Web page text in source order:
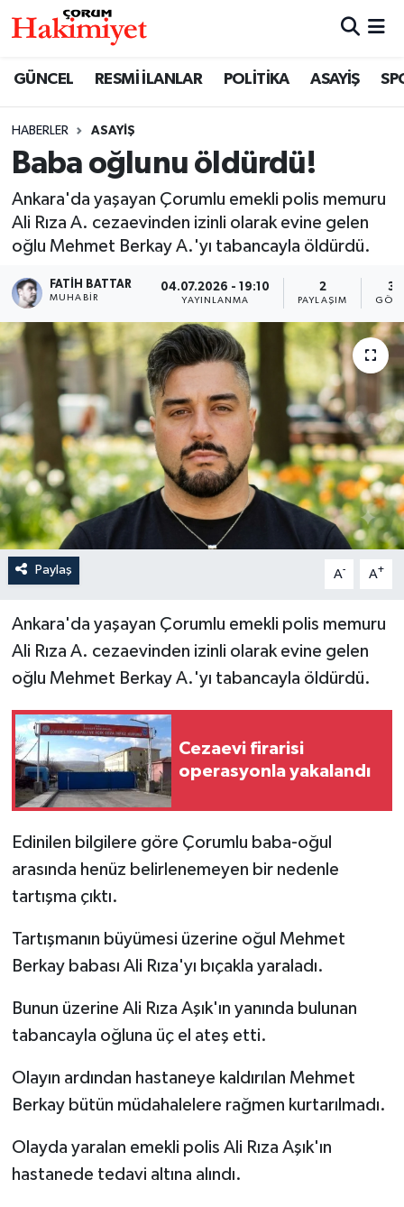
GÜNCEL RESMİ İLANLAR POLİTİKA ASAYİŞ
HABERLER ASAYİŞ
Baba oğlunu öldürdü!
Ankara'da yaşayan Çorumlu emekli polis memuru
Ali Rıza A. cezaevinden izinli olarak evine gelen
oğlu Mehmet Berkay A.'yı tabancayla öldürdü.
FATIH BATTAR
MUHABIR
04.07.2026 - 19:10
YAYINLANMA
2
PAYLAŞIM
Paylaş A- A+
Ankara'da yaşayan Çorumlu emekli polis memuru
Ali Rıza A. cezaevinden izinli olarak evine gelen
oğlu Mehmet Berkay A.'yı tabancayla öldürdü.
Cezaevi firarisi
operasyonla yakalandı
Edinilen bilgilere göre Çorumlu baba-oğul
arasında henüz belirlenemeyen bir nedenle
tartışma çıktı.
Tartışmanın büyümesi üzerine oğul Mehmet
Berkay babası Ali Rıza'yı bıçakla yaraladı.
Bunun üzerine Ali Rıza Aşık'ın yanında bulunan
tabancayla oğluna üç el ateş etti.
Olayın ardından hastaneye kaldırılan Mehmet
Berkay bütün müdahalelere rağmen kurtarılmadı.
Olayda yaralan emekli polis Ali Rıza Aşık'ın
hastanede tedavi altına alındı.
SAĞLIK
ASAYİŞ
EKONOMİ
GÜNCEL
AKTÜEL
EĞİTİM
İLÇELER
OTOPARK
TEKNOLOJİ
Nöbetçi Eczaneler
Çorum Namaz Vakitleri
Trafik Durumu
Süper Lig Puan Durumu ve Fikstür
Tüm Manşetler
Son Dakika Haberleri
Haber Arşivi